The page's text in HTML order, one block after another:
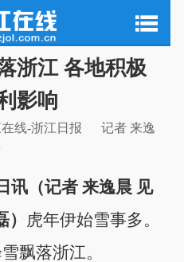
浙江 各地积极
影响
线-浙江日报
记者 来逸
讯（记者 来逸晨 见
虎年伊始雪事多。
飘落浙江。